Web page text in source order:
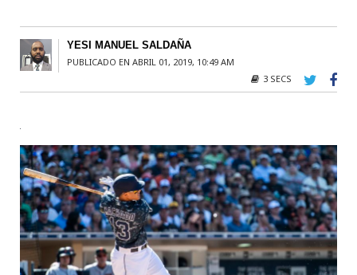
YESI MANUEL SALDAÑA
PUBLICADO EN ABRIL 01, 2019, 10:49 AM
3 SECS